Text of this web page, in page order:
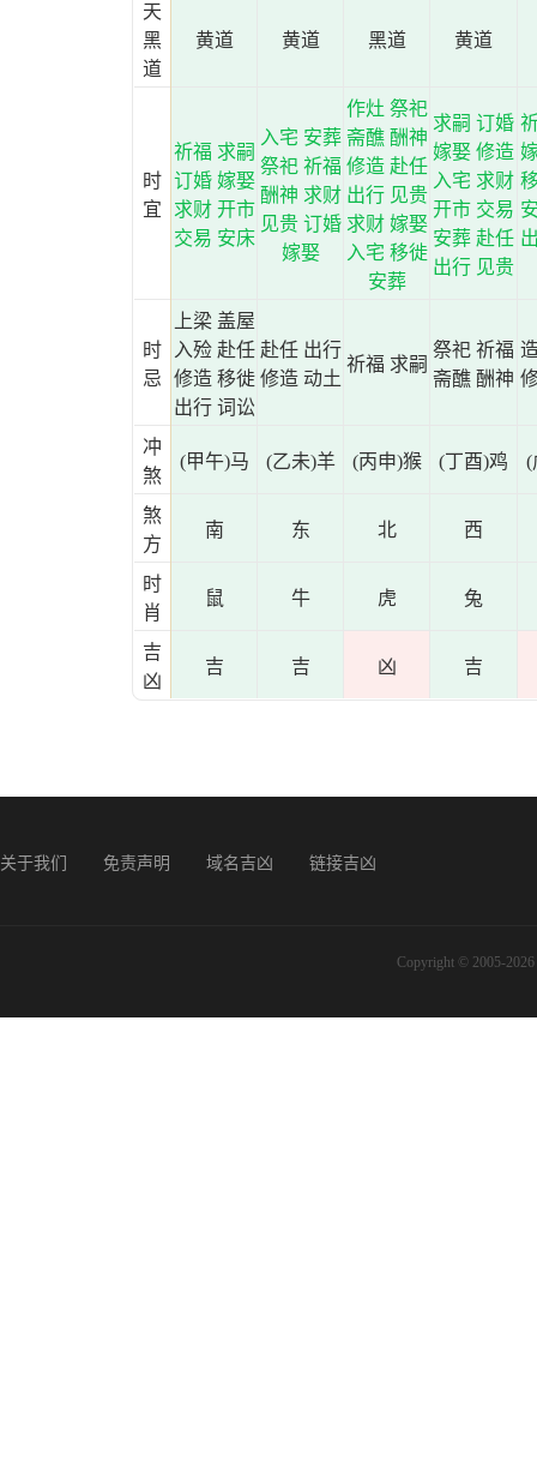
天
黑
道
黄道 黄道 黑道 黄道
时
宜
祈福 求嗣
订婚 嫁娶
求财 开市
交易 安床
入宅 安葬
祭祀 祈福
酬神 求财
见贵 订婚
嫁娶
作灶 祭祀
斋醮 酬神
修造 赴任
出行 见贵
求财 嫁娶
入宅 移徙
安葬
求嗣 订婚
嫁娶 修造
入宅 求财
开市 交易
安葬 赴任
出行 见贵
时
忌
上梁 盖屋
入殓 赴任
修造 移徙
出行 词讼
赴任 出行
修造 动土
祈福 求嗣
祭祀 祈福
斋醮 酬神
冲
煞
(甲午)马 (乙未)羊 (丙申)猴 (丁酉)鸡 (
煞
方
南 东 北 西
时
肖
鼠 牛 虎 兔
吉
凶
吉 吉 凶 吉
关于我们 免责声明 域名吉凶 链接吉凶
Copyright © 2005-